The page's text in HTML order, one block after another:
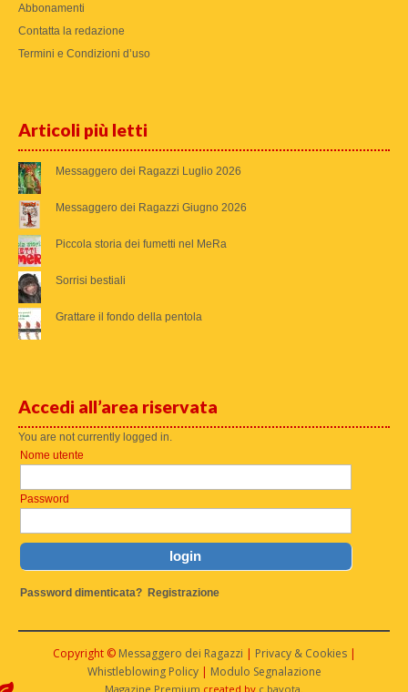
Abbonamenti
Contatta la redazione
Termini e Condizioni d’uso
Articoli più letti
Messaggero dei Ragazzi Luglio 2026
Messaggero dei Ragazzi Giugno 2026
Piccola storia dei fumetti nel MeRa
Sorrisi bestiali
Grattare il fondo della pentola
Accedi all’area riservata
You are not currently logged in.
Nome utente
Password
Password dimenticata? Registrazione
Copyright © Messaggero dei Ragazzi | Privacy & Cookies|
Whistleblowing Policy| Modulo Segnalazione
Magazine Premium created by c.bavota